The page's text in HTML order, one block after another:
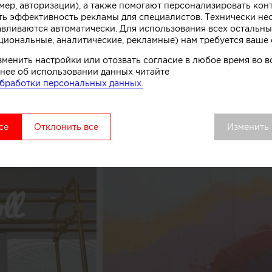
символизирующих систему охлаждения в автоматах
точки выделяется среди других объектов
сосредоточить внимание покупателей как на
процессе, в основе которого перемешивание слоев
рассказывают авторы этого небольшого
авторизации), а также помогают персонализировать
эффективность рекламы для специалистов. Технически
автоматически. Для использования всех
аналитические, рекламные) нам требуется ваше
настройки или отозвать согласие в любое время во
об использовании данных читайте
персональных данных.
Отклонить все Изменить